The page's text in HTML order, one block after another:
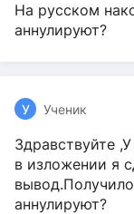
На русском
аннулируют?
У Ученик
Здравствуйте
в изложении я
аннулируют?